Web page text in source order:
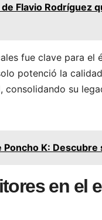
Flavio Rodríguez
fue clave para el
potenció la
su
K: Descubre
en el